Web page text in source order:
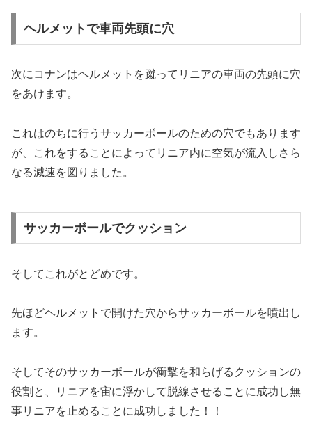
ヘルメットで車両先頭に穴
次にコナンはヘルメットを蹴ってリニアの車両の先頭に穴
をあけます。
これはのちに行うサッカーボールのための穴でもあります
が、これをすることによってリニア内に空気が流入しさら
なる減速を図りました。
サッカーボールでクッション
そしてこれがとどめです。
先ほどヘルメットで開けた穴からサッカーボールを噴出し
ます。
そしてそのサッカーボールが衝撃を和らげるクッションの
役割と、リニアを宙に浮かして脱線させることに成功し無
事リニアを止めることに成功しました！！